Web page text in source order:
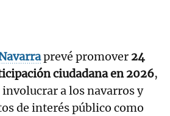
prevé promover 24
ciudadana en 2026,
a los navarros y
de interés público como